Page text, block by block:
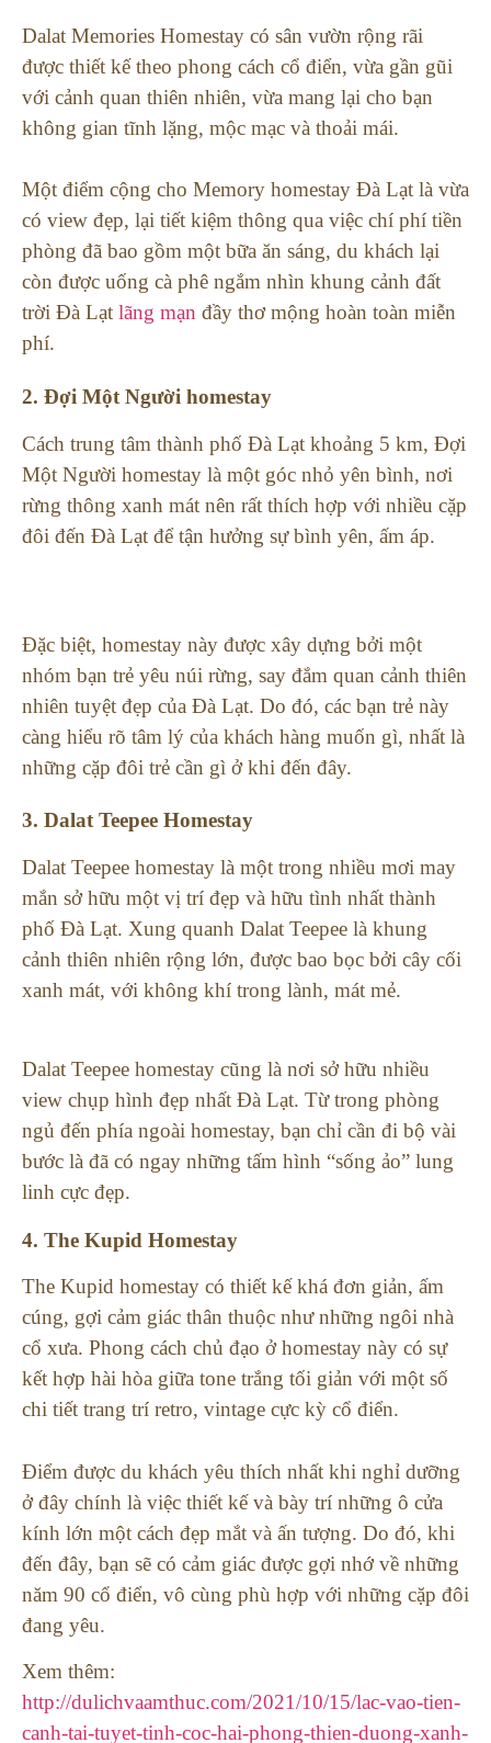
Dalat Memories Homestay có sân vườn rộng rãi
được thiết kế theo phong cách cổ điển, vừa gần gũi
với cảnh quan thiên nhiên, vừa mang lại cho bạn
không gian tĩnh lặng, mộc mạc và thoải mái.
Một điểm cộng cho Memory homestay Đà Lạt là vừa
có view đẹp, lại tiết kiệm thông qua việc chí phí tiền
phòng đã bao gồm một bữa ăn sáng, du khách lại
còn được uống cà phê ngắm nhìn khung cảnh đất
trời Đà Lạt lãng mạn đầy thơ mộng hoàn toàn miễn
phí.
2. Đợi Một Người homestay
Cách trung tâm thành phố Đà Lạt khoảng 5 km, Đợi
Một Người homestay là một góc nhỏ yên bình, nơi
rừng thông xanh mát nên rất thích hợp với nhiều cặp
đôi đến Đà Lạt để tận hưởng sự bình yên, ấm áp.
Đặc biệt, homestay này được xây dựng bởi một
nhóm bạn trẻ yêu núi rừng, say đắm quan cảnh thiên
nhiên tuyệt đẹp của Đà Lạt. Do đó, các bạn trẻ này
càng hiểu rõ tâm lý của khách hàng muốn gì, nhất là
những cặp đôi trẻ cần gì ở khi đến đây.
3. Dalat Teepee Homestay
Dalat Teepee homestay là một trong nhiều mơi may
mắn sở hữu một vị trí đẹp và hữu tình nhất thành
phố Đà Lạt. Xung quanh Dalat Teepee là khung
cảnh thiên nhiên rộng lớn, được bao bọc bởi cây cối
xanh mát, với không khí trong lành, mát mẻ.
Dalat Teepee homestay cũng là nơi sở hữu nhiều
view chụp hình đẹp nhất Đà Lạt. Từ trong phòng
ngủ đến phía ngoài homestay, bạn chỉ cần đi bộ vài
bước là đã có ngay những tấm hình “sống ảo” lung
linh cực đẹp.
4. The Kupid Homestay
The Kupid homestay có thiết kế khá đơn giản, ấm
cúng, gợi cảm giác thân thuộc như những ngôi nhà
cổ xưa. Phong cách chủ đạo ở homestay này có sự
kết hợp hài hòa giữa tone trắng tối giản với một số
chi tiết trang trí retro, vintage cực kỳ cổ điển.
Điểm được du khách yêu thích nhất khi nghỉ dưỡng
ở đây chính là việc thiết kế và bày trí những ô cửa
kính lớn một cách đẹp mắt và ấn tượng. Do đó, khi
đến đây, bạn sẽ có cảm giác được gợi nhớ về những
năm 90 cổ điển, vô cùng phù hợp với những cặp đôi
đang yêu.
Xem thêm:
http://dulichvaamthuc.com/2021/10/15/lac-vao-tien-
canh-tai-tuyet-tinh-coc-hai-phong-thien-duong-xanh-